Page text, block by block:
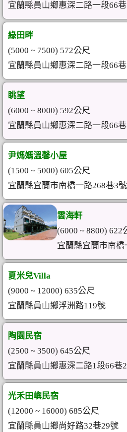
宜蘭縣員山鄉惠深二路一段66
綠田畔
(5000 ~ 7500) 572公尺
宜蘭縣員山鄉惠深二路一段66
眺望
(6000 ~ 8000) 592公尺
宜蘭縣員山鄉惠深二路一段66
尹媽媽溫馨小屋
(1500 ~ 5000) 605公尺
宜蘭縣宜蘭市南橋一路268巷3號
雲海軒
(6000 ~ 8800) 622
宜蘭縣宜蘭市南橋
夏米兒Villa
(9000 ~ 12000) 635公尺
宜蘭縣員山鄉浮洲路119號
陶園民宿
(2500 ~ 3500) 645公尺
宜蘭縣員山鄉惠深二路1段66巷
光禾田嶼民宿
(12000 ~ 16000) 685公尺
宜蘭縣員山鄉尚好路32巷29號